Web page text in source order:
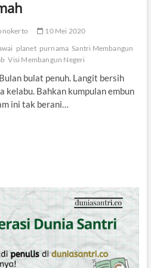
10 Mei 2020
planet purnama Santri Membangun
Visi Membangun Negeri
bulat penuh. Langit bersih
kelabu. Bahkan kumpulan embun
ini tak berani…